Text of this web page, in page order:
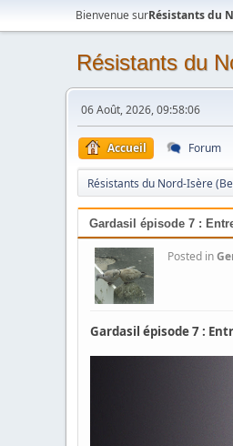
Bienvenue surRésistants du
Résistants du
06 Août, 2026, 09:58:06
Accueil Forum
Résistants du Nord-Isère
Gardasil épisode 7 :
Posted in
Gardasil épisode 7 :